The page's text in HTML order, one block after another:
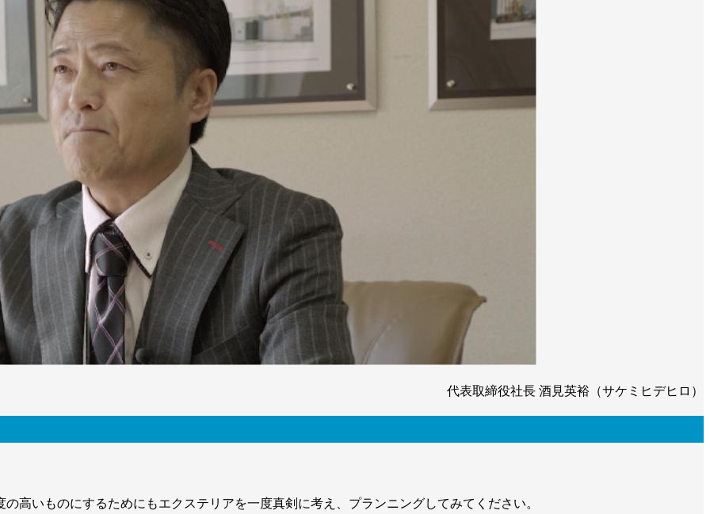
代表取締役社長 酒見英裕（サケミヒデヒロ）
高いものにするためにもエクステリアを一度真剣に考え、プランニングしてみてください。